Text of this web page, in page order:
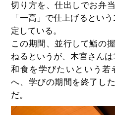
切り方を、仕出しでお弁
「一高」で仕上げるとい
定している。
この期間、並行して鮨の
ねるというが、木宮さんは
和食を学びたいという若
へ、学びの期間を終了し
だ。